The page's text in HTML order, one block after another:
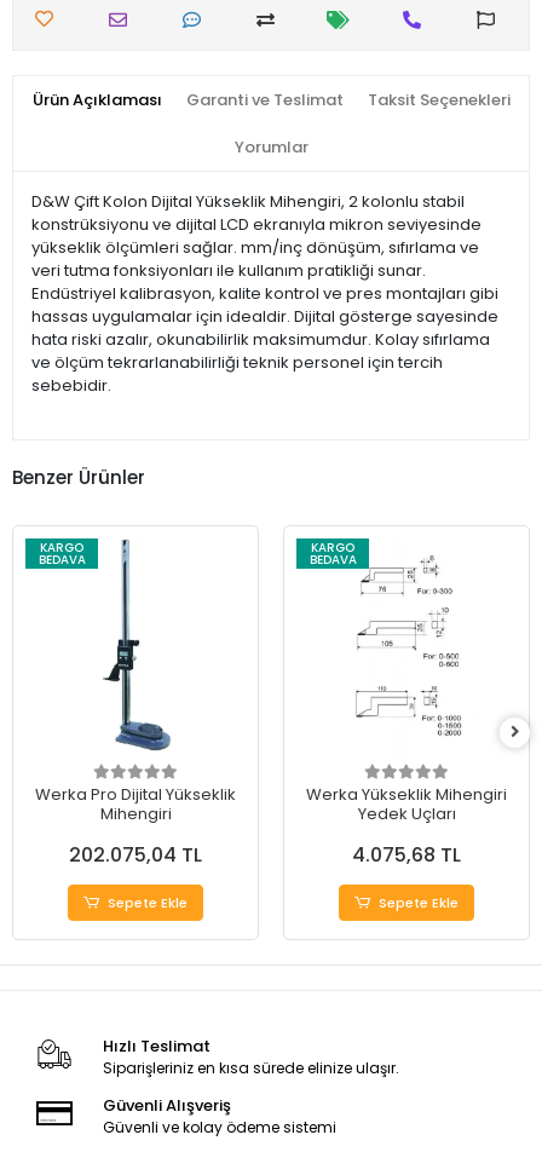
Ürün Açıklaması Garanti ve Teslimat Taksit Seçenekleri
Yorumlar
D&W Çift Kolon Dijital Yükseklik Mihengiri, 2 kolonlu stabil
konstrüksiyonu ve dijital LCD ekranıyla mikron seviyesinde
yükseklik ölçümleri sağlar. mm/inç dönüşüm, sıfırlama ve
veri tutma fonksiyonları ile kullanım pratikliği sunar.
Endüstriyel kalibrasyon, kalite kontrol ve pres montajları gibi
hassas uygulamalar için idealdir. Dijital gösterge sayesinde
hata riski azalır, okunabilirlik maksimumdur. Kolay sıfırlama
ve ölçüm tekrarlanabilirliği teknik personel için tercih
sebebidir.
Benzer Ürünler
KARGO
BEDAVA
Werka Pro Dijital Yükseklik
Mihengiri
202.075,04 TL
Sepete Ekle
KARGO
BEDAVA
Werka Yükseklik Mihengiri
Yedek Uçları
4.075,68 TL
Sepete Ekle
Hızlı Teslimat
Siparişleriniz en kısa sürede elinize ulaşır.
Güvenli Alışveriş
Güvenli ve kolay ödeme sistemi